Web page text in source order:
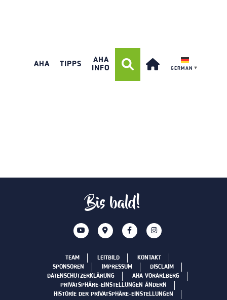
AHA TIPPS
AHA
INFO
GERMAN ▼
Bis bald!
TEAM LEITBILD
KONTAKT
SPONSOREN
IMPRESSUM
DISCLAIM
DATENSCHUTZERKLÄRUNG
AHA VORARLBERG
PRIVATSPHÄRE-EINSTELLUNGEN ÄNDERN
HISTORIE DER PRIVATSPHÄRE-EINSTELLUNGEN